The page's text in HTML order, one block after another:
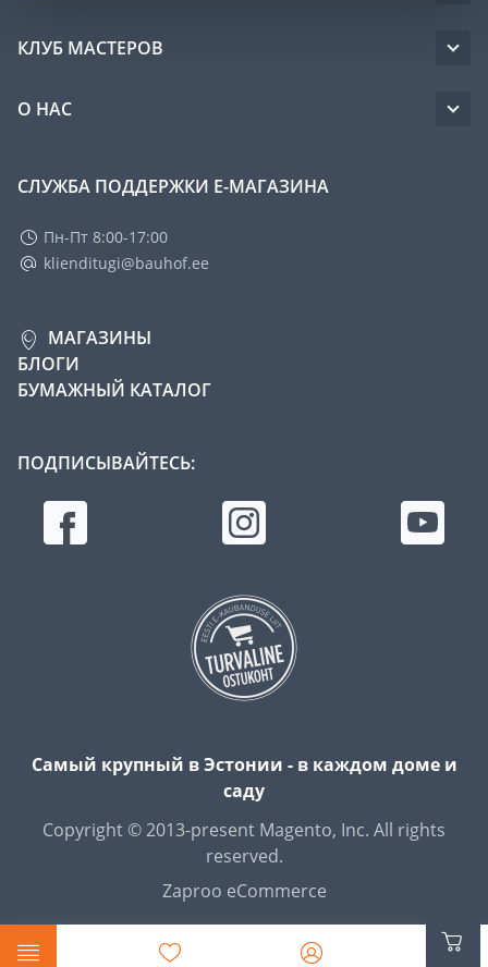
КЛУБ МАСТЕРОВ
О НАС
СЛУЖБА ПОДДЕРЖКИ Е-МАГАЗИНА
Пн-Пт 8:00-17:00
klienditugi@bauhof.ee
МАГАЗИНЫ
БЛОГИ
БУМАЖНЫЙ КАТАЛОГ
ПОДПИСЫВАЙТЕСЬ:
Самый крупный в Эстонии - в каждом доме и
саду
Copyright © 2013-present Magento, Inc. All rights
reserved.
Zaproo eCommerce